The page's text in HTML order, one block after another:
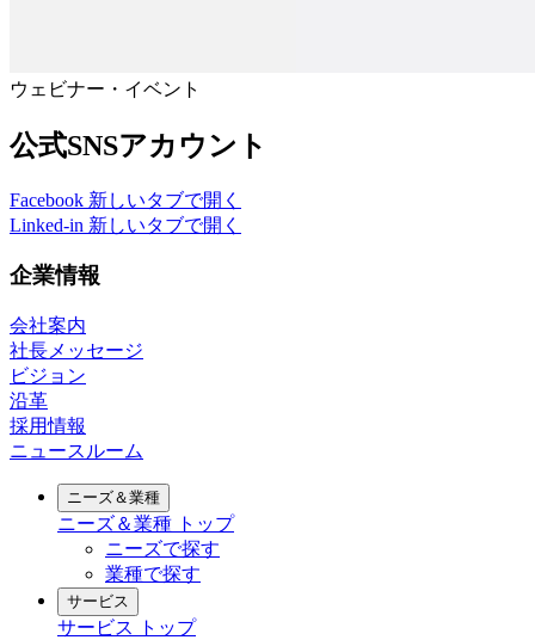
ウェビナー・イベント
公式SNSアカウント
Facebook 新しいタブで開く
Linked-in 新しいタブで開く
企業情報
会社案内
社長メッセージ
ビジョン
沿革
採用情報
ニュースルーム
ニーズ＆業種
ニーズ＆業種 トップ
ニーズで探す
業種で探す
サービス
サービス
トップ